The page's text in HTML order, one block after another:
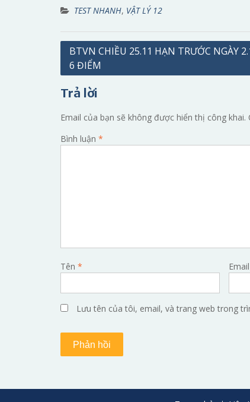
TEST NHANH, VẬT LÝ 12
Điều
hướng
bài
viết
BTVN CHIỀU 25.11 HẠN TRƯỚC NGÀY
6 ĐIỂM
Trả lời
Email của bạn sẽ không được hiển thị công khai.
Bình luận *
Tên * Email
Lưu tên của tôi, email, và trang web trong